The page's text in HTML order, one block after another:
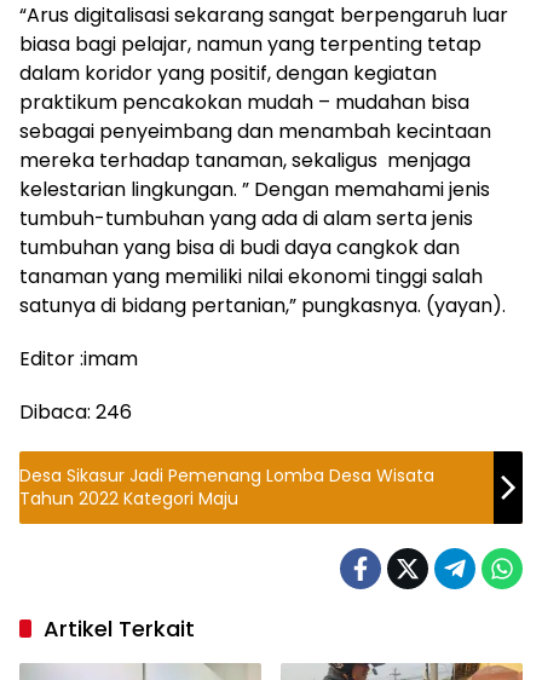
“Arus digitalisasi sekarang sangat berpengaruh luar
biasa bagi pelajar, namun yang terpenting tetap
dalam koridor yang positif, dengan kegiatan
praktikum pencakokan mudah – mudahan bisa
sebagai penyeimbang dan menambah kecintaan
mereka terhadap tanaman, sekaligus menjaga
kelestarian lingkungan. ” Dengan memahami jenis
tumbuh-tumbuhan yang ada di alam serta jenis
tumbuhan yang bisa di budi daya cangkok dan
tanaman yang memiliki nilai ekonomi tinggi salah
satunya di bidang pertanian,” pungkasnya. (yayan).
Editor :imam
Dibaca: 246
Desa Sikasur Jadi Pemenang Lomba Desa Wisata
Tahun 2022 Kategori Maju
Artikel Terkait